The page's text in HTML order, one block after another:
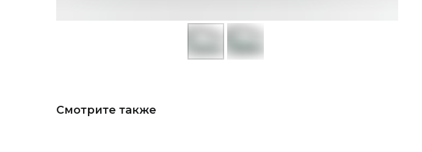
Смотрите также